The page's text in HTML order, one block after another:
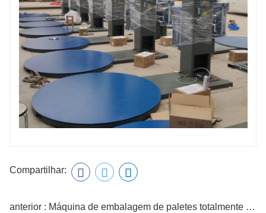
Compartilhar:
anterior : Máquina de embalagem de paletes totalmente automática